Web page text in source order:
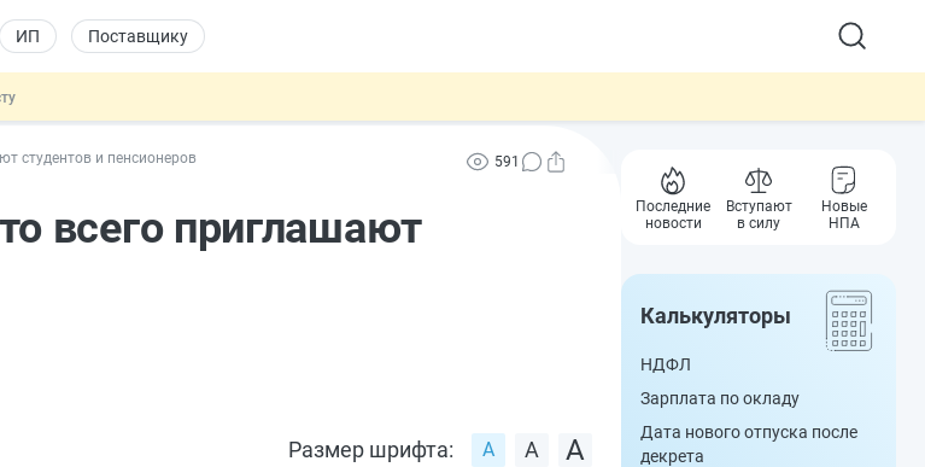
ИП Поставщику
подписан#физлицу
студентов и пенсионеров 591
всего приглашают
Размер шрифта:
Последние
новости
Вступают
в силу
Новые
НПА
Калькуляторы
НДФЛ
Зарплата по окладу
Дата нового отпуска после
декрета